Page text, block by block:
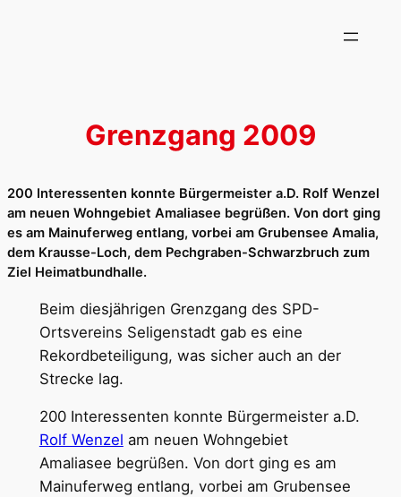
Grenzgang 2009
200 Interessenten konnte Bürgermeister a.D. Rolf Wenzel
am neuen Wohngebiet Amaliasee begrüßen. Von dort ging
es am Mainuferweg entlang, vorbei am Grubensee Amalia,
dem Krausse-Loch, dem Pechgraben-Schwarzbruch zum
Ziel Heimatbundhalle.
Beim diesjährigen Grenzgang des SPD-
Ortsvereins Seligenstadt gab es eine
Rekordbeteiligung, was sicher auch an der
Strecke lag.
200 Interessenten konnte Bürgermeister a.D.
Rolf Wenzel am neuen Wohngebiet
Amaliasee begrüßen. Von dort ging es am
Mainuferweg entlang, vorbei am Grubensee